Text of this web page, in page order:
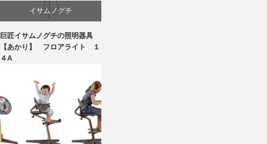
イサムノグチ
国産
巨匠イサムノグチの照明器具
【あかり】 フロアライト １
４A